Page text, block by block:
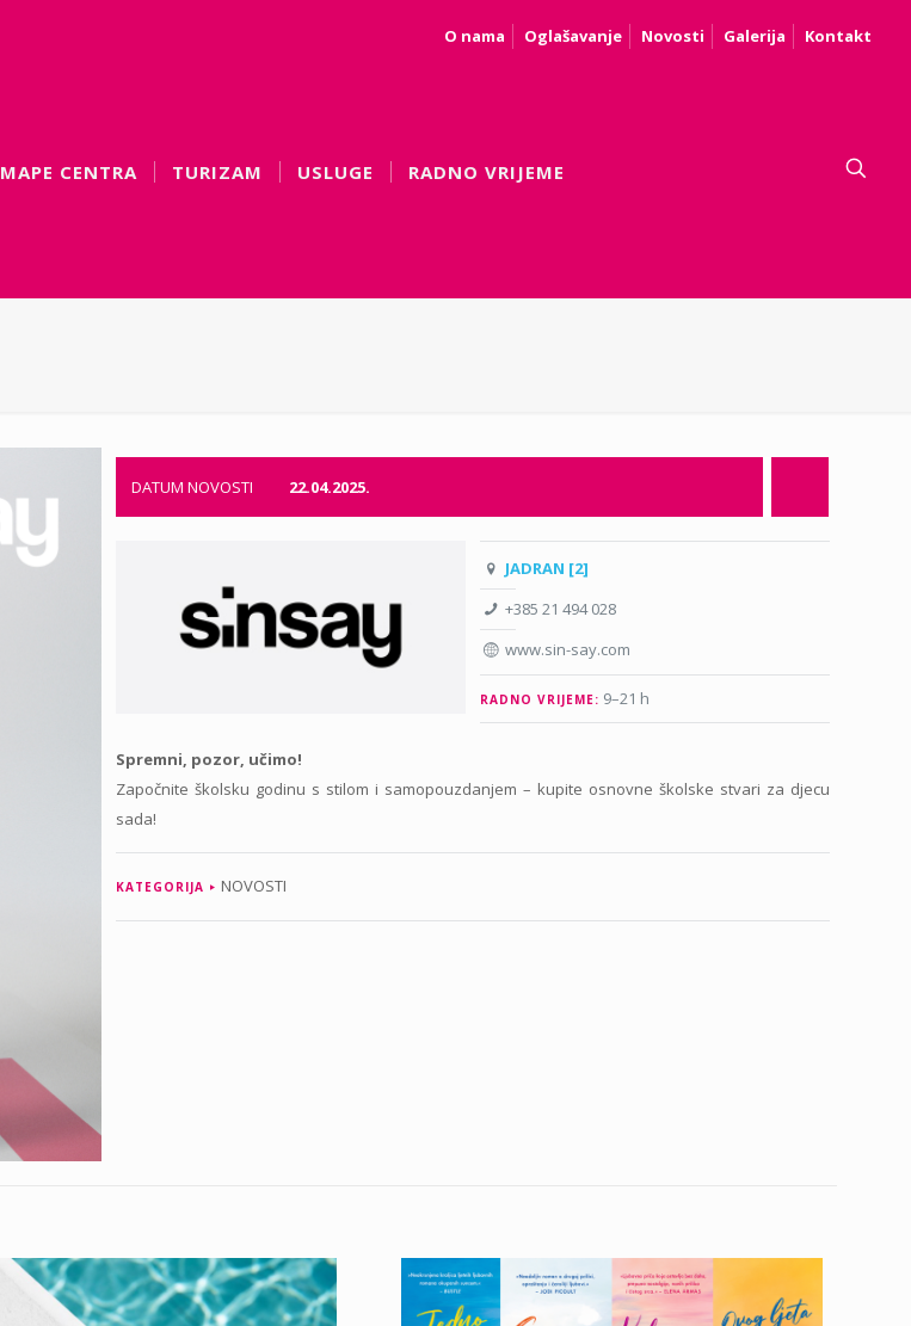
O nama Oglašavanje Novosti Galerija Kontakt
MAPE CENTRA TURIZAM USLUGE RADNO VRIJEME
DATUM NOVOSTI 22.04.2025.
JADRAN [2]
+385 21 494 028
www.sin-say.com
RADNO VRIJEME: 9–21 h
Spremni, pozor, učimo!
Započnite školsku godinu s stilom i samopouzdanjem – kupite osnovne školske stvari za djecu
sada!
KATEGORIJA NOVOSTI